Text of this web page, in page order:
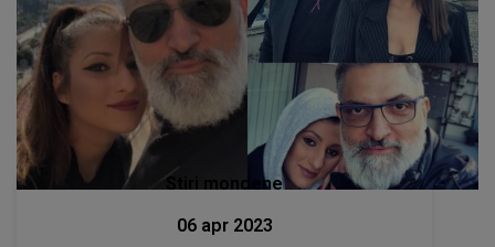
Stiri mondene
06 apr 2023